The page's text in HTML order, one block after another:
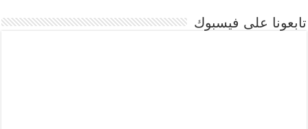
تابعونا على فيسبوك